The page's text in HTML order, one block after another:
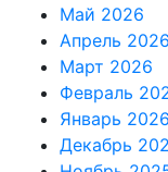
Май 2026
Апрель 2026
Март 2026
Февраль
Январь 2026
Декабрь